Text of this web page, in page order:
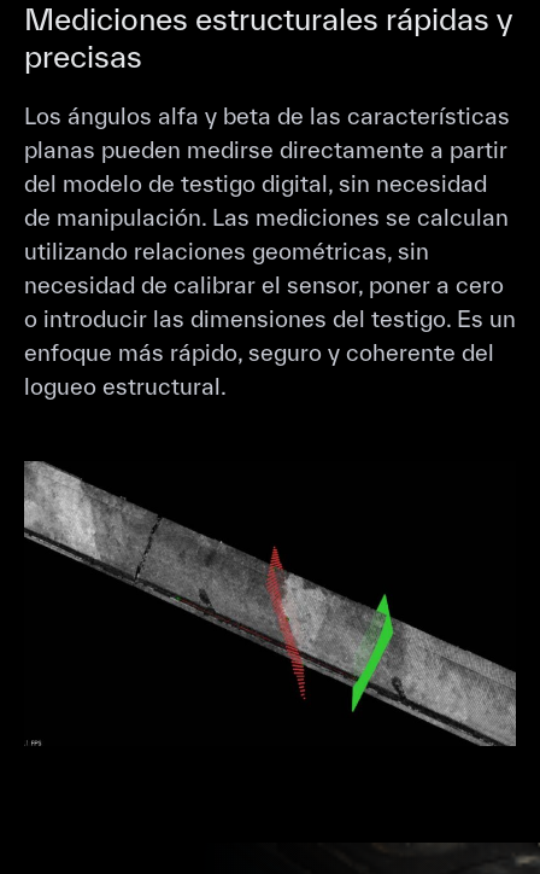
Mediciones estructurales rápidas y
precisas
Los ángulos alfa y beta de las características
planas pueden medirse directamente a partir
del modelo de testigo digital, sin necesidad
de manipulación. Las mediciones se calculan
utilizando relaciones geométricas, sin
necesidad de calibrar el sensor, poner a cero
o introducir las dimensiones del testigo. Es un
enfoque más rápido, seguro y coherente del
logueo estructural.